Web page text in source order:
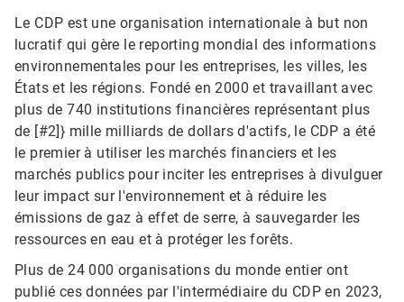
Le CDP est une organisation internationale à but non
lucratif qui gère le reporting mondial des informations
environnementales pour les entreprises, les villes, les
États et les régions. Fondé en 2000 et travaillant avec
plus de 740 institutions financières représentant plus
de [#2]} mille milliards de dollars d'actifs, le CDP a été
le premier à utiliser les marchés financiers et les
marchés publics pour inciter les entreprises à divulguer
leur impact sur l'environnement et à réduire les
émissions de gaz à effet de serre, à sauvegarder les
ressources en eau et à protéger les forêts.
Plus de 24 000 organisations du monde entier ont
publié ces données par l'intermédiaire du CDP en 2023,